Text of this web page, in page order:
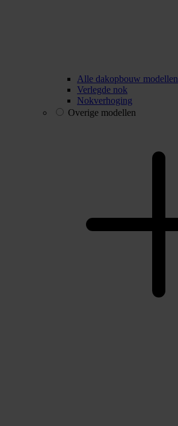
Alle dakopbouw modellen
Verlegde nok
Nokverhoging
Overige modellen